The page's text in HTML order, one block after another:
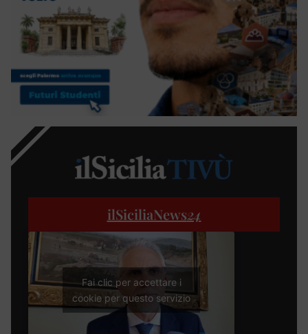
ilSiciliaNews24
Fai clic per accettare i
cookie per questo servizio